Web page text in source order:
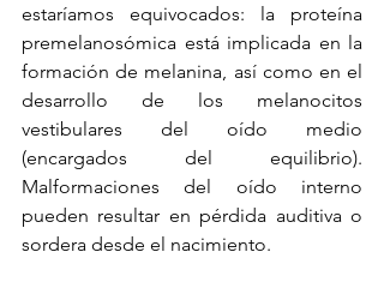
estaríamos equivocados: la proteína
premelanosómica está implicada en la
formación de melanina, así como en el
desarrollo de los melanocitos
vestibulares del oído medio
(encargados del equilibrio).
Malformaciones del oído interno
pueden resultar en pérdida auditiva o
sordera desde el nacimiento.